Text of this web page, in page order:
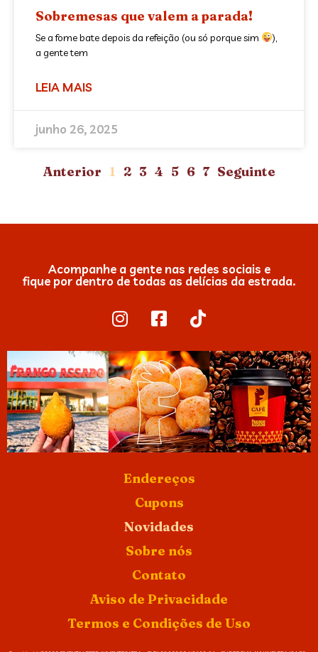
Sobremesas que valem a parada!
Se a fome bate depois da refeição (ou só porque sim
),
a gente tem
LEIA MAIS
junho 26, 2025
Anterior 1 2 3 4 5 6 7 Seguinte
Acompanhe a gente nas redes sociais e
fique por dentro de todas as delícias da estrada.
Endereços
Cupons
Novidades
Sobre nós
Contato
Aviso de Privacidade
Termos e Condições de Uso